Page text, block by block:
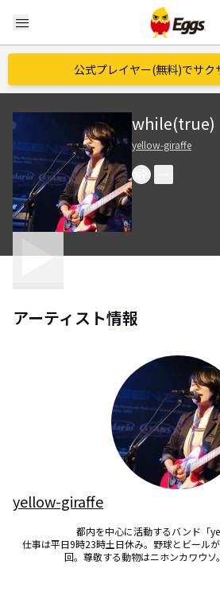
menu
公式プレイヤー(無料)でサク
while(true)
yellow-giraffe
アーティスト情報
yellow-giraffe
都内を中心に活動するバンド「
仕事は平日9時23時土日休み。野球とビール
回。尊敬する動物はニホンカワウソ